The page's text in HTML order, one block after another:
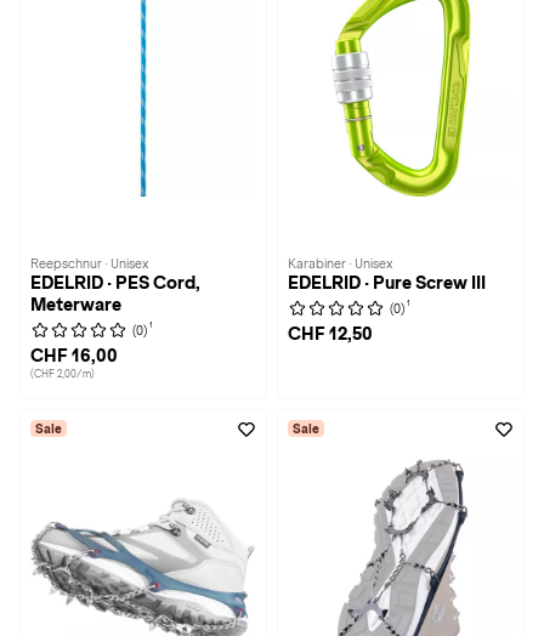
Reepschnur · Unisex
EDELRID · PES Cord,
Meterware
(0) 1
CHF 16,00
(CHF 2,00/m)
Karabiner · Unisex
EDELRID · Pure Screw III
(0) 1
CHF 12,50
Sale Sale